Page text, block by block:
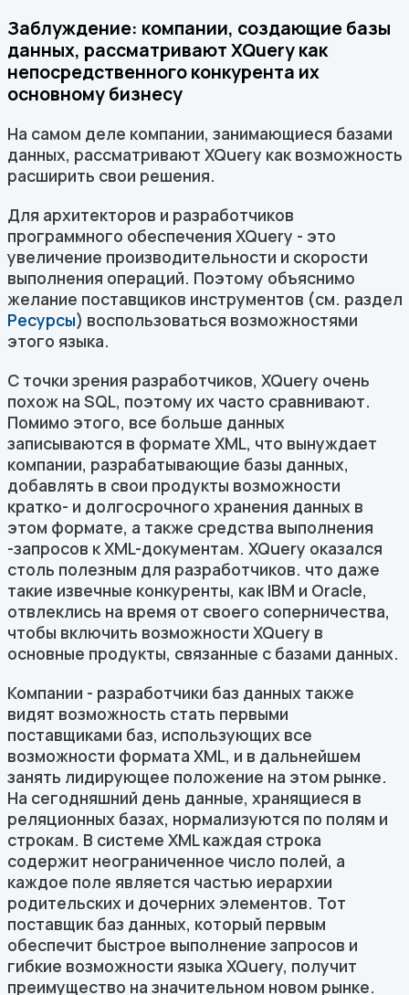
Заблуждение: компании, создающие базы
данных, рассматривают XQuery как
непосредственного конкурента их
основному бизнесу
На самом деле компании, занимающиеся базами
данных, рассматривают XQuery как возможность
расширить свои решения.
Для архитекторов и разработчиков
программного обеспечения XQuery - это
увеличение производительности и скорости
выполнения операций. Поэтому объяснимо
желание поставщиков инструментов (см. раздел
Ресурсы) воспользоваться возможностями
этого языка.
С точки зрения разработчиков, XQuery очень
похож на SQL, поэтому их часто сравнивают.
Помимо этого, все больше данных
записываются в формате XML, что вынуждает
компании, разрабатывающие базы данных,
добавлять в свои продукты возможности
кратко- и долгосрочного хранения данных в
этом формате, а также средства выполнения
-запросов к XML-документам. XQuery оказался
столь полезным для разработчиков. что даже
такие извечные конкуренты, как IBM и Oracle,
отвлеклись на время от своего соперничества,
чтобы включить возможности XQuery в
основные продукты, связанные с базами данных.
Компании - разработчики баз данных также
видят возможность стать первыми
поставщиками баз, использующих все
возможности формата XML, и в дальнейшем
занять лидирующее положение на этом рынке.
На сегодняшний день данные, хранящиеся в
реляционных базах, нормализуются по полям и
строкам. В системе XML каждая строка
содержит неограниченное число полей, а
каждое поле является частью иерархии
родительских и дочерних элементов. Тот
поставщик баз данных, который первым
обеспечит быстрое выполнение запросов и
гибкие возможности языка XQuery, получит
преимущество на значительном новом рынке.